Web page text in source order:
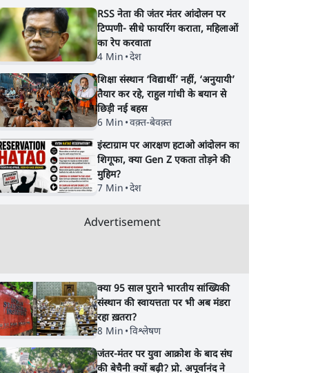
RSS नेता की जंतर मंतर आंदोलन पर
टिप्पणी- सीधे फायरिंग कराता, महिलाओं
का रेप करवाता
4 Min •देश
शिक्षा संस्थान ‘विद्यार्थी’ नहीं, ‘अनुयायी’
तैयार कर रहे, राहुल गांधी के बयान से
छिड़ी नई बहस
6 Min •वक़्त-बेवक़्त
इंस्टाग्राम पर आरक्षण हटाओ आंदोलन का
शिगूफा, क्या Gen Z एकता तोड़ने की
मुहिम?
7 Min •देश
Advertisement
क्या 95 साल पुराने भारतीय सांख्यिकी
संस्थान की स्वायत्तता पर भी अब मंडरा
रहा ख़तरा?
8 Min •विश्लेषण
जंतर-मंतर पर युवा आक्रोश के बाद संघ
की बेचैनी क्यों बढ़ी? प्रो. अपूर्वानंद ने